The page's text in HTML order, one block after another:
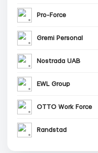
Pro-Force
Gremi Personal
Nostrada UAB
EWL Group
OTTO Work Force
Randstad